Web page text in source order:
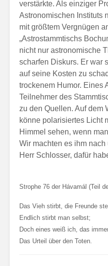
verstärkte. Als einziger
Astronomischen Instituts
mit größtem Vergnügen
„Astrostammtischs
nicht nur astronomische
scharfen Diskurs. Er war
auf seine Kosten zu
trockenem Humor. Eines
Teilnehmer des
zu den Quellen. Auf dem
könne polarisiertes Licht
Himmel sehen, wenn
Wir machten es ihm
Herr Schlosser, dafür
Strophe 76 der Hávamál (Teil
Das Vieh stirbt, die Freunde
Endlich stirbt man selbst;
Doch eines weiß ich, das
Das Urteil über den Toten.